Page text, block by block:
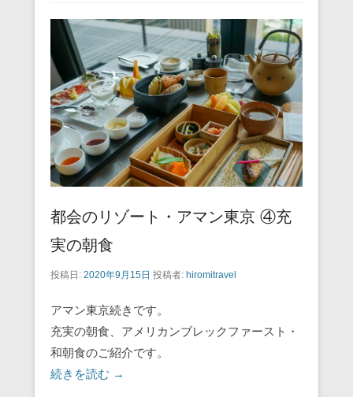
b
o
o
k
st
a
都会のリゾート・アマン東京 ④充
実の朝食
投稿日: 2020年9月15日 投稿者: hiromitravel
アマン東京続きです。
充実の朝食、アメリカンブレックファースト・
和朝食のご紹介です。
続きを読む →